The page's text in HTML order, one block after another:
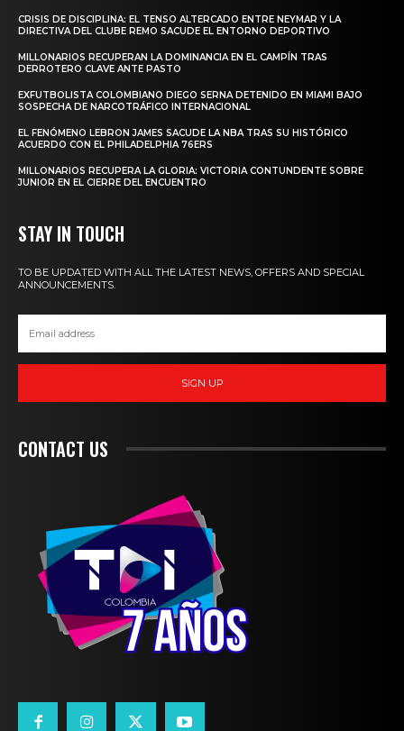
CRISIS DE DISCIPLINA: EL TENSO ALTERCADO ENTRE NEYMAR Y LA
DIRECTIVA DEL CLUBE REMO SACUDE EL ENTORNO DEPORTIVO
MILLONARIOS RECUPERAN LA DOMINANCIA EN EL CAMPÍN TRAS
DERROTERO CLAVE ANTE PASTO
EXFUTBOLISTA COLOMBIANO DIEGO SERNA DETENIDO EN MIAMI BAJO
SOSPECHA DE NARCOTRÁFICO INTERNACIONAL
EL FENÓMENO LEBRON JAMES SACUDE LA NBA TRAS SU HISTÓRICO
ACUERDO CON EL PHILADELPHIA 76ERS
MILLONARIOS RECUPERA LA GLORIA: VICTORIA CONTUNDENTE SOBRE
JUNIOR EN EL CIERRE DEL ENCUENTRO
STAY IN TOUCH
TO BE UPDATED WITH ALL THE LATEST NEWS, OFFERS AND SPECIAL
ANNOUNCEMENTS.
SIGN UP
CONTACT US